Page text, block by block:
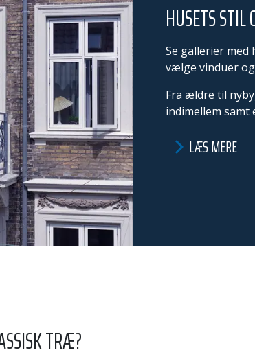
HUSETS STIL
Se gallerier
vælge vinduer
Fra ældre til
indimellem samt
LÆS MERE
TRÆ?